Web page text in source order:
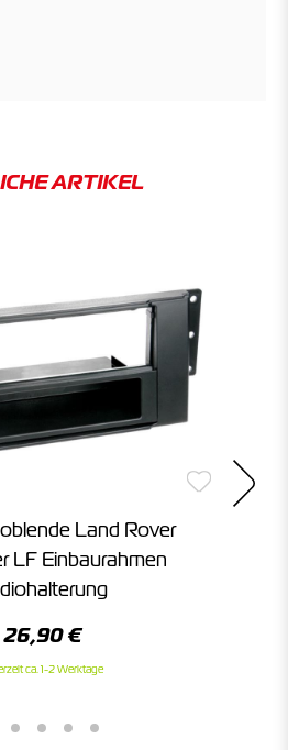
ARTIKEL
Land Rover
LF Einbaurahmen
26,90 €
ca. 1-2 Werktage